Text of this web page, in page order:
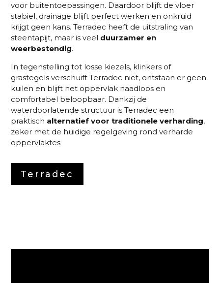
voor buitentoepassingen. Daardoor blijft de vloer
stabiel, drainage blijft perfect werken en onkruid
krijgt geen kans. Terradec heeft de uitstraling van
steentapijt, maar is veel duurzamer en
weerbestendig.
In tegenstelling tot losse kiezels, klinkers of
grastegels verschuift Terradec niet, ontstaan er geen
kuilen en blijft het oppervlak naadloos en
comfortabel beloopbaar. Dankzij de
waterdoorlatende structuur is Terradec een
praktisch alternatief voor traditionele verharding,
zeker met de huidige regelgeving rond verharde
oppervlaktes
Terradec